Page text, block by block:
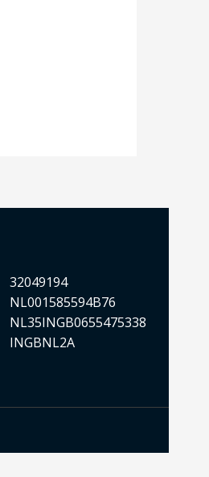
32049194
NL001585594B76
NL35INGB0655475338
INGBNL2A